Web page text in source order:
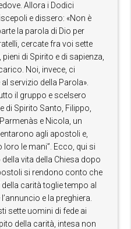
Allora i Dodici
e dissero: «Non è
la parola di Dio per
cercate fra voi sette
di Spirito e di sapienza,
Noi, invece, ci
servizio della Parola».
il gruppo e scelsero
di Spirito Santo, Filippo,
e Nicola, un
agli apostoli e,
le mani”. Ecco, qui si
vita della Chiesa dopo
si rendono conto che
carità toglie tempo al
e la preghiera.
sette uomini di fede ai
della carità, intesa non